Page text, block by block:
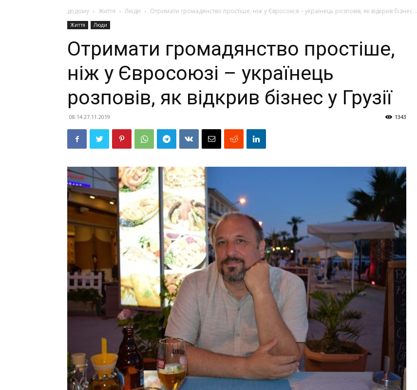
додому Життя Люди Отримати громадянство простіше, ніж у Євросоюзі – українець розповів, як відкрив бізнес...
Життя Люди
Отримати громадянство простіше,
ніж у Євросоюзі – українець
розповів, як відкрив бізнес у Грузії
08:14 27.11.2019 1343